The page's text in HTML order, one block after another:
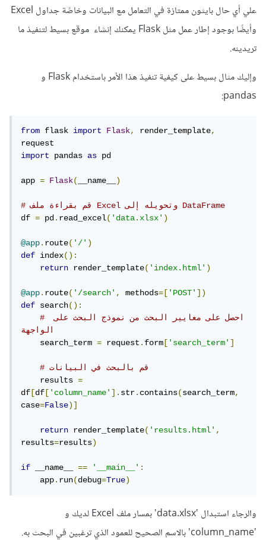
علي أي حال بايثون ممتازة في التعامل مع البيانات وخاصًة جداول Excel
وأيضًا بوجود إطار عمل مثل Flask يمكنك إنشاء موقع بسيط لتنفيذ ما
تريدينه.
وإليك مثال بسيط على كيفية تنفيذ هذا الأمر باستخدام Flask و
pandas:
from flask import Flask, render_template,
import
pandas as pd
app = Flask( __name__)
# قم بقراءة ملف Excel وتحويله إلى DataFrame
df = pd.read_excel('data.xlsx')
@app.route('/')
def index():
return render_template('index.html')
@app.route('/search', methods=['POST'])
def search():
# احصل على معايير البحث من نموذج البحث على
الواجهة
    search_term
= request.form ['search_term']
# قم بالبحث في البيانات
    results
=
df [df ['column_name'].str.contains(search_term,
case=False)]
return render_template('results.html',
results=results)
if __name__ == '__main__':
    app
.run(debug=True)
والرجاء استبدال 'data.xlsx' بمسار ملف Excel لديك و